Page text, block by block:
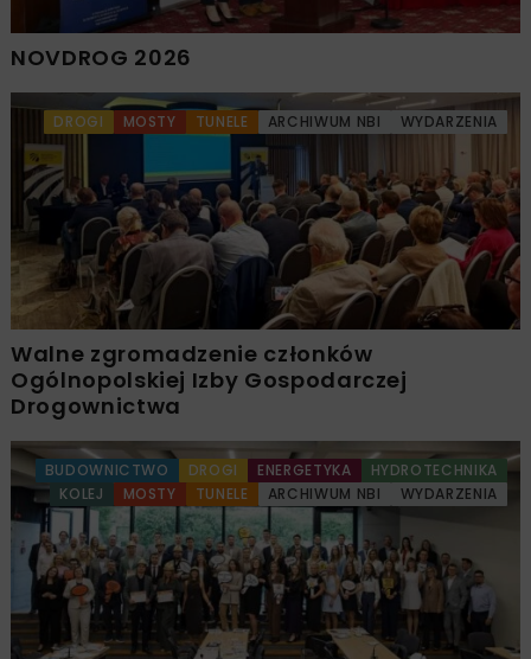
NOVDROG 2026
DROGI MOSTY TUNELE ARCHIWUM NBI WYDARZENIA
Walne zgromadzenie członków
Ogólnopolskiej Izby Gospodarczej
Drogownictwa
BUDOWNICTWO DROGI ENERGETYKA
HYDROTECHNIKA
KOLEJ
MOSTY TUNELE ARCHIWUM NBI WYDARZENIA